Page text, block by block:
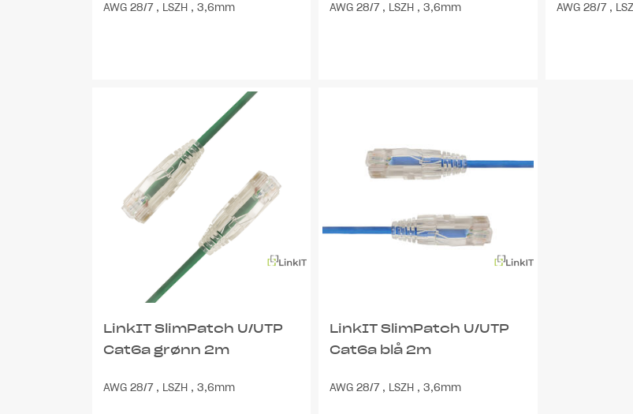
AWG 28/7 , LSZH , 3,6mm AWG 28/7 , LSZH , 3,6mm AWG 28/7 ,
LinkIT SlimPatch U/UTP
Cat6a grønn 2m
AWG 28/7 , LSZH , 3,6mm
LinkIT SlimPatch U/UTP
Cat6a blå 2m
AWG 28/7 , LSZH , 3,6mm